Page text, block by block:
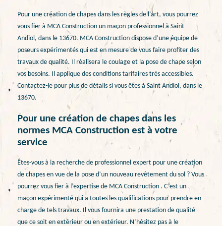
Pour une création de chapes dans les règles de l’art, vous pourrez
vous fier à MCA Construction un maçon professionnel à Saint
Andiol, dans le 13670. MCA Construction dispose d’une équipe de
poseurs expérimentés qui est en mesure de vous faire profiter des
travaux de qualité. Il réalisera le coulage et la pose de chape selon
vos besoins. Il applique des conditions tarifaires très accessibles.
Contactez-le pour plus de détails si vous êtes à Saint Andiol, dans le
13670.
Pour une création de chapes dans les
normes MCA Construction est à votre
service
Êtes-vous à la recherche de professionnel expert pour une création
de chapes en vue de la pose d’un nouveau revêtement du sol ? Vous
pourrez vous fier à l’expertise de MCA Construction . C’est un
maçon expérimenté qui a toutes les qualifications pour prendre en
charge de tels travaux. Il vous fournira une prestation de qualité
que ce soit en extérieur ou en extérieur. N’hésitez pas à le